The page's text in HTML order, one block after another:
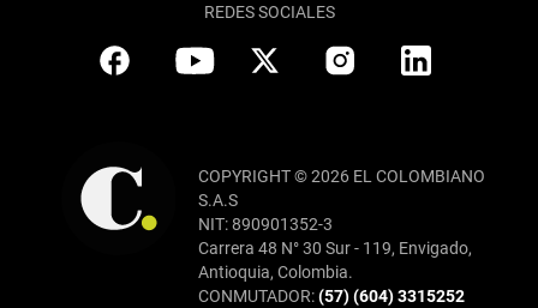
REDES SOCIALES
COPYRIGHT © 2026 EL COLOMBIANO
S.A.S
NIT: 890901352-3
Carrera 48 N° 30 Sur - 119, Envigado,
Antioquia, Colombia.
CONMUTADOR:(57) (604) 3315252